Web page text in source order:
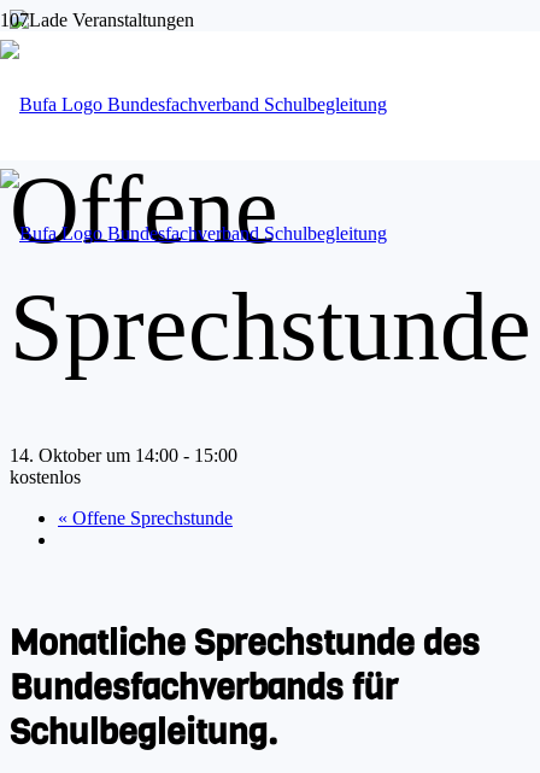
« Alle Veranstaltungen
Offene
Sprechstunde
14. Oktober um 14:00 - 15:00
kostenlos
« Offene Sprechstunde
Monatliche Sprechstunde des
Bundesfachverbands für
Schulbegleitung.